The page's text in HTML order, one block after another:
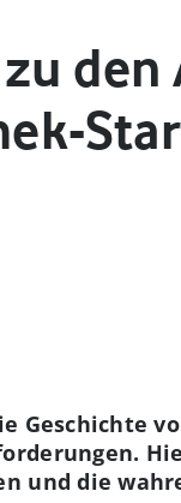
den
Geschichte
und die